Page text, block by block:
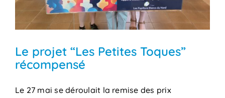
Le projet “Les Petites Toques”
récompensé
Le 27 mai se déroulait la remise des prix